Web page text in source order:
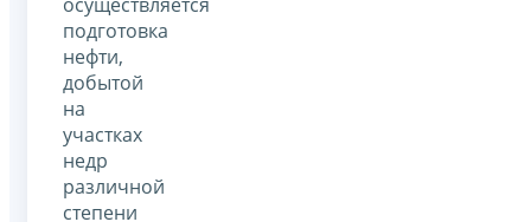
подготовка
нефти,
добытой
на
участках
недр
различной
степени